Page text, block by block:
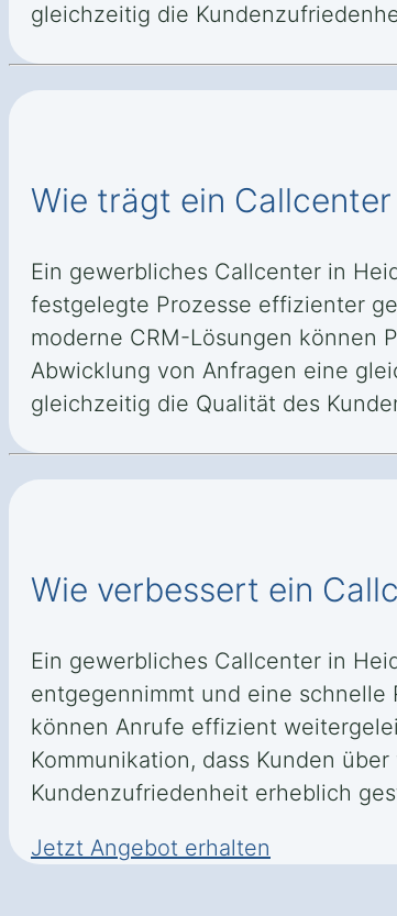
gleichzeitig die
Wie trägt ein
Ein gewerbliches Callcenter in
festgelegte Prozesse effizienter
moderne CRM-Lösungen können
Abwicklung von Anfragen eine
gleichzeitig die Qualität des
Wie verbessert ein
Ein gewerbliches Callcenter in
entgegennimmt und eine
können Anrufe effizient
Kommunikation, dass Kunden
Kundenzufriedenheit erheblich
Jetzt Angebot erhalten